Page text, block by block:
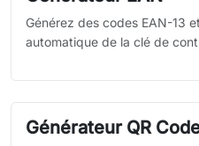
Générez des codes EAN-13
automatique de la clé de
Générateur QR